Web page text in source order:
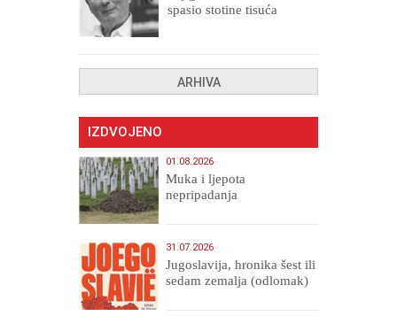
spasio stotine tisuća
ARHIVA
IZDVOJENO
01.08.2026
Muka i ljepota
nepripadanja
31.07.2026
Jugoslavija, hronika šest ili
sedam zemalja (odlomak)